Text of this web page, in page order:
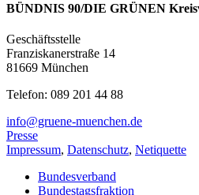
BÜNDNIS 90/DIE GRÜNEN
Geschäftsstelle
Franziskanerstraße 14
81669 München
Telefon: 089 201 44 88
info@gruene-muenchen.de
Presse
Impressum, Datenschutz, Netiquette
Bundesverband
Bundestagsfraktion